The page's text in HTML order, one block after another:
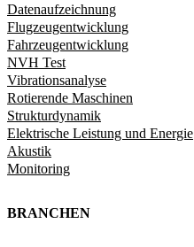
Datenaufzeichnung
Flugzeugentwicklung
Fahrzeugentwicklung​
NVH Test
Vibrationsanalyse
Rotierende Maschinen
Strukturdynamik​
Elektrische Leistung und Energie​
Akustik
Monitoring
BRANCHEN